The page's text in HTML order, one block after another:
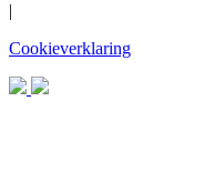
|
Cookieverklaring